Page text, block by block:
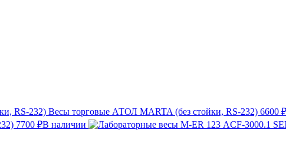
Весы торговые АТОЛ MARTA (без стойки, RS-232) 6600 ₽
7700 ₽В наличии